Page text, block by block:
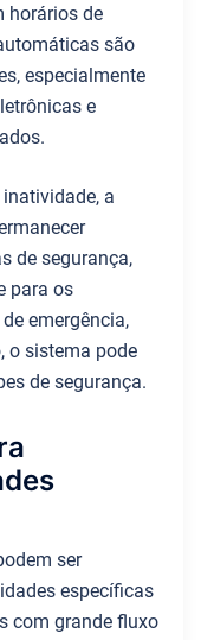
horários de
são
especialmente
e
a
de segurança,
para os
emergência,
o sistema pode
de segurança.
ser
específicas
com grande fluxo